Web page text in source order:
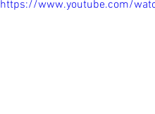
https://www.youtube.com/